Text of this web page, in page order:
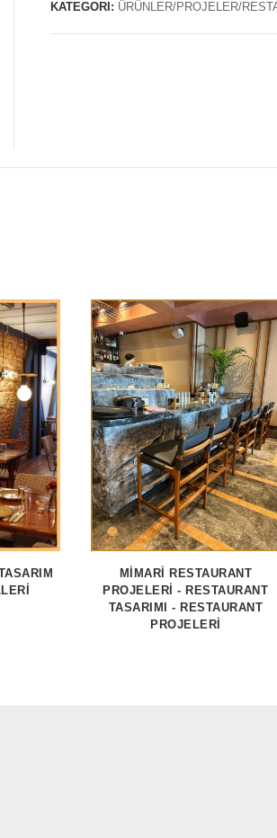
KATEGORI: ÜRÜNLER/PROJELER/
MİMARİ RESTAURANT
PROJELERİ - RESTAURANT
TASARIMI - RESTAURANT
PROJELERİ